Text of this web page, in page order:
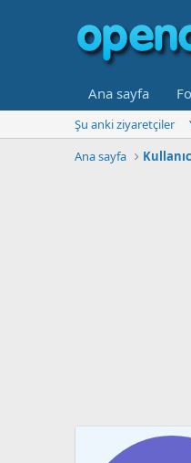
Ana sayfa
Şu anki ziyaretçiler
Ana sayfa